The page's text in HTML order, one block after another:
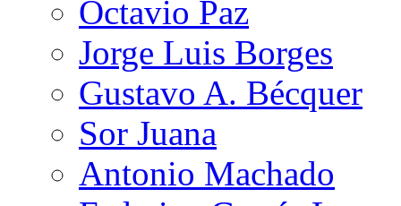
Octavio Paz
Jorge Luis Borges
Gustavo A. Bécquer
Sor Juana
Antonio Machado